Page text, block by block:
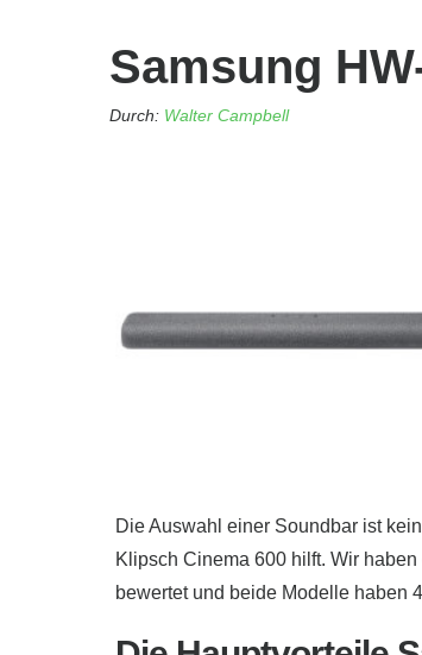
Samsung
Durch: Walter Campbell
Die Auswahl einer Soundbar ist
Klipsch Cinema 600 hilft. Wir
bewertet und beide Modelle haben